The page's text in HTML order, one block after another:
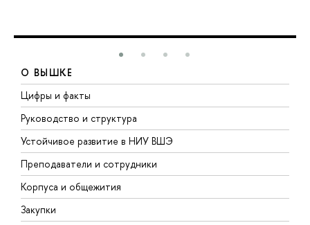
О ВЫШКЕ
Цифры и факты
Руководство и структура
Устойчивое развитие в НИУ ВШЭ
Преподаватели и сотрудники
Корпуса и общежития
Закупки